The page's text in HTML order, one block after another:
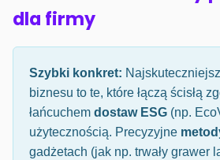
dla firmy
Szybki konkret:
biznesu to te, które łączą ścisłą
łańcuchem dostaw ESG (np.
użytecznością. Precyzyjne
gadżetach (jak np. trwały grawer